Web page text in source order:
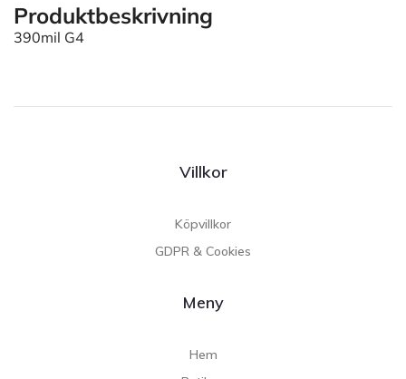
Produktbeskrivning
390mil G4
Villkor
Köpvillkor
GDPR & Cookies
Meny
Hem